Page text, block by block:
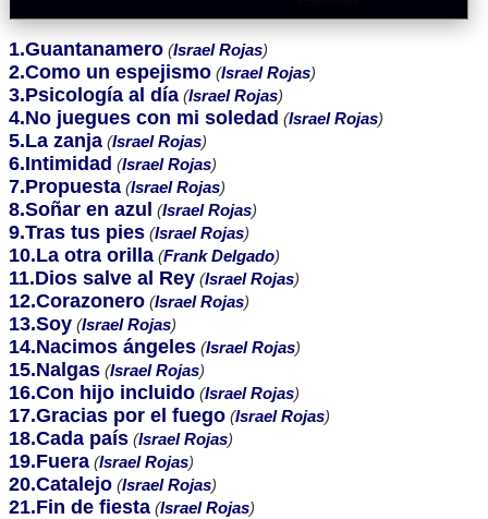
1.Guantanamero (Israel Rojas)
2.Como un espejismo (Israel Rojas)
3.Psicología al día (Israel Rojas)
4.No juegues con mi soledad (Israel Rojas)
5.La zanja (Israel Rojas)
6.Intimidad (Israel Rojas)
7.Propuesta (Israel Rojas)
8.Soñar en azul (Israel Rojas)
9.Tras tus pies (Israel Rojas)
10.La otra orilla (Frank Delgado)
11.Dios salve al Rey (Israel Rojas)
12.Corazonero (Israel Rojas)
13.Soy (Israel Rojas)
14.Nacimos ángeles (Israel Rojas)
15.Nalgas (Israel Rojas)
16.Con hijo incluido (Israel Rojas)
17.Gracias por el fuego (Israel Rojas)
18.Cada país (Israel Rojas)
19.Fuera (Israel Rojas)
20.Catalejo (Israel Rojas)
21.Fin de fiesta (Israel Rojas)